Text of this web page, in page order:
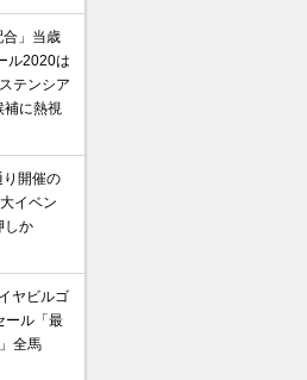
スを逆転できる候補3頭！と絶
」当歳
ル2020は
テンシア
補に熱視
開催の
イベン
しか
ヤビルゴ
ール「最
全馬